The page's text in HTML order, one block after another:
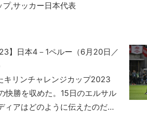
プ,サッカー日本代表
】日本4－1ペルー（6月20日／
リンチャレンジカップ2023
快勝を収めた。15日のエルサル
アはどのように伝えたのだろ